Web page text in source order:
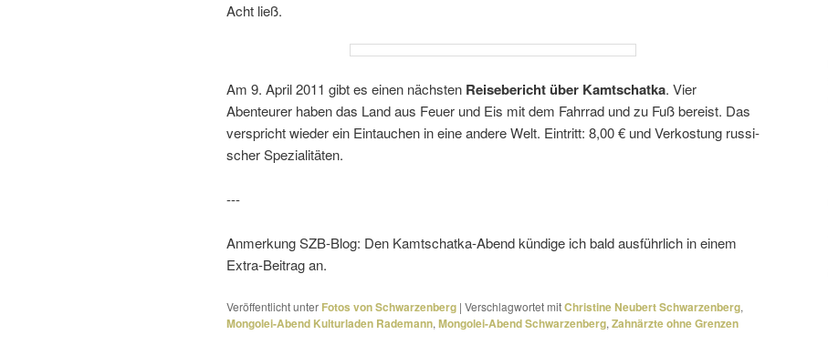
Acht ließ.
Am 9. April 2011 gibt es einen nächsten Reisebericht über Kamtschatka. Vier
Abenteurer haben das Land aus Feuer und Eis mit dem Fahrrad und zu Fuß bereist. Das
verspricht wieder ein Eintauchen in eine andere Welt. Eintritt: 8,00 € und Verkostung russi­
scher Spezialitäten.
---
Anmerkung SZB-Blog: Den Kamtschatka-Abend kündige ich bald ausführ­lich in einem
Extra-Beitrag an.
Veröffentlicht unter Fotos von Schwarzenberg | Verschlagwortet mitChristine Neubert Schwarzenberg,
Mongolei-Abend Kulturladen Rademann, Mongolei-Abend Schwarzenberg, Zahnärzte ohne Grenzen